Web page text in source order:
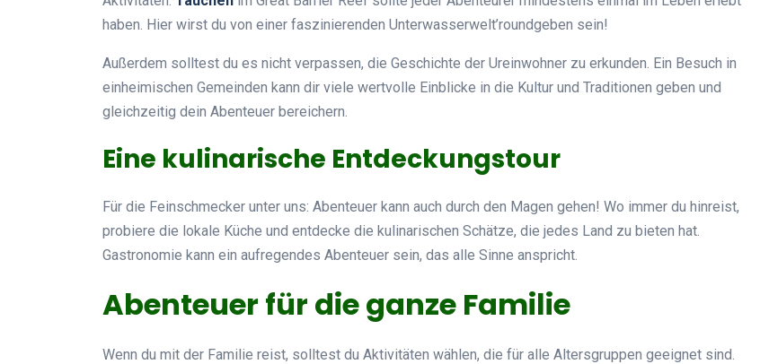
haben. Hier wirst du von einer faszinierenden Unterwasserwelt’roundgeben sein!
Außerdem solltest du es nicht verpassen, die Geschichte der Ureinwohner zu erkunden. Ein Besuch in
einheimischen Gemeinden kann dir viele wertvolle Einblicke in die Kultur und Traditionen geben und
gleichzeitig dein Abenteuer bereichern.
Eine kulinarische Entdeckungstour
Für die Feinschmecker unter uns: Abenteuer kann auch durch den Magen gehen! Wo immer du hinreist,
probiere die lokale Küche und entdecke die kulinarischen Schätze, die jedes Land zu bieten hat.
Gastronomie kann ein aufregendes Abenteuer sein, das alle Sinne anspricht.
Abenteuer für die ganze Familie
Wenn du mit der Familie reist, solltest du Aktivitäten wählen, die für alle Altersgruppen geeignet sind.